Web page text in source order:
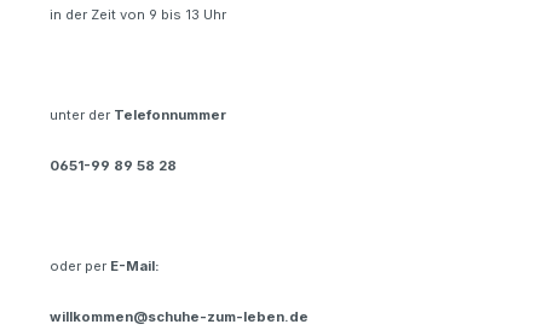
in der Zeit von 9 bis 13 Uhr
unter der Telefonnummer
0651-99 89 58 28
oder per E-Mail:
willkommen@schuhe-zum-leben.de